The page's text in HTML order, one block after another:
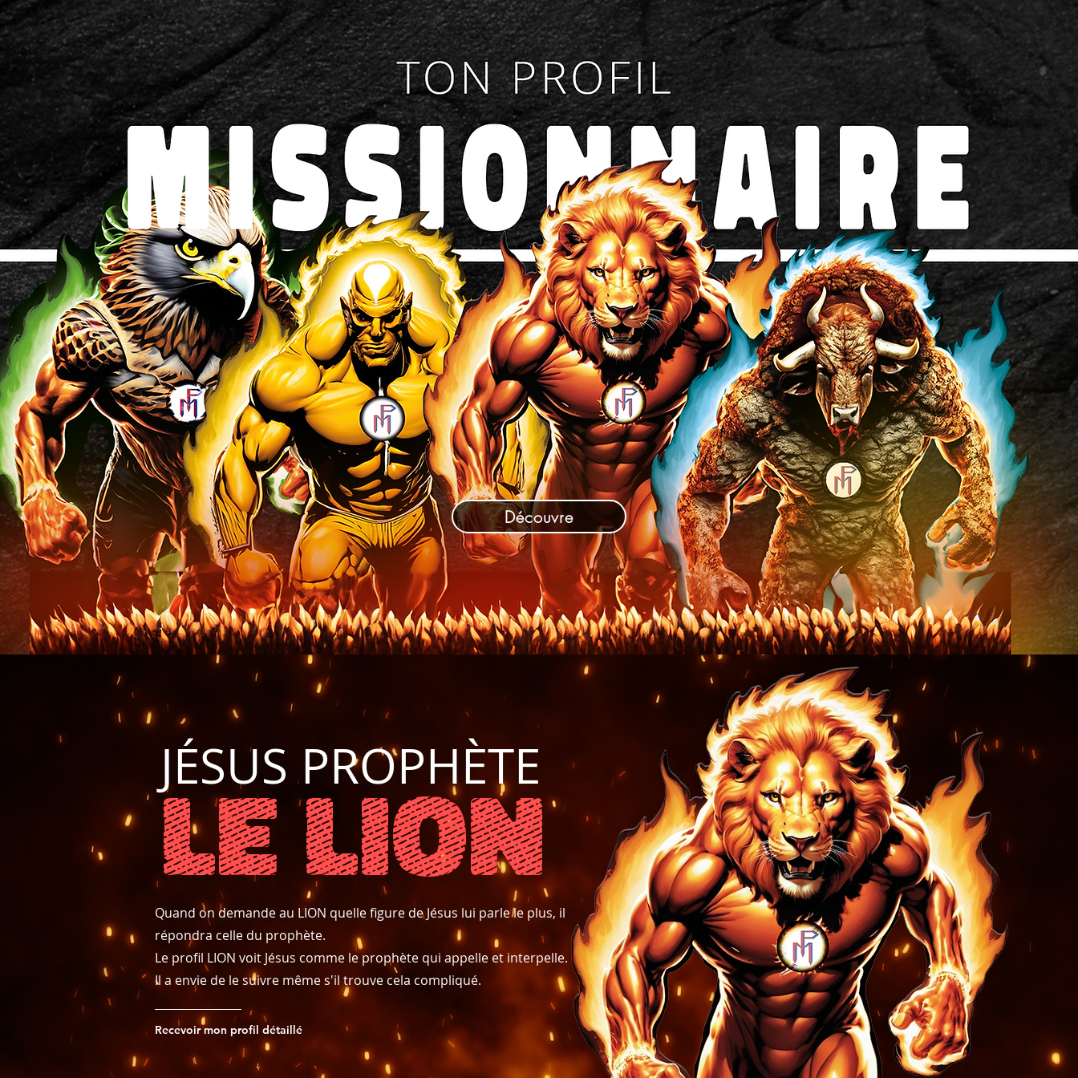
Découvre
LE LION
Quand on demande au LION quelle figure de Jésus lui parle le plus, il
répondra celle du prophète.
Le profil LION voit Jésus comme le prophète qui appelle et interpelle.
Il a envie de le suivre même s'il trouve cela compliqué.
Recevoir mon profil détaillé
JÉSUS PROPHÈTE